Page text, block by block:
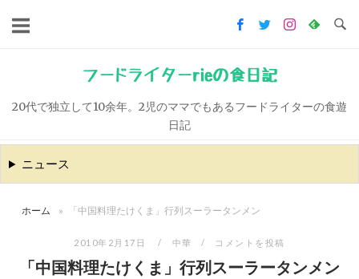
キ
ッ
フードライターrieの食日記
20代で独立して10余年。2児のママでもあるフードライターの食遊
日記
ニュース
ホーム » 「中国料理たけくま」行列スーラータンメン
2010年2月17日 中華 コメントを投稿
「中国料理たけくま」行列スーラータンメン